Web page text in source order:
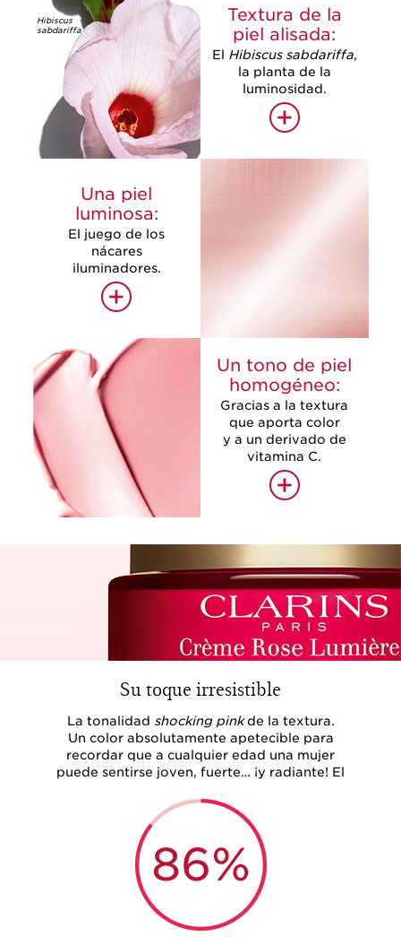
Hibiscus
sabdariffa
Una piel
luminosa:
El juego de los
nácares
iluminadores.
+
Textura de la
piel alisada:
El Hibiscus sabdariffa,
la planta de la
luminosidad.
+
Un tono de piel
homogéneo:
Gracias a la textura
que aporta color
y a un derivado de
vitamina C.
+
Su toque irresistible
La tonalidad shocking pinkde la textura.
Un color absolutamente apetecible para
recordar que a cualquier edad una mujer
puede sentirse joven, fuerte… ¡y radiante! El
86%